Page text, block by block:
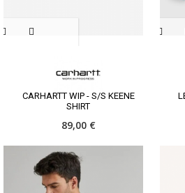
CARHARTT WIP - S/S KEENE
SHIRT
89,00 €